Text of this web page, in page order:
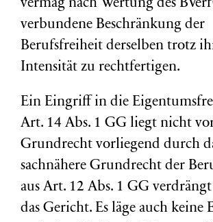
vermag nach Wertung des
verbundene Beschränkung der
Berufsfreiheit derselben trotz
Intensität zu rechtfertigen.
Ein Eingriff in die
Art. 14 Abs. 1 GG liegt nicht
Grundrecht vorliegend durch
sachnähere Grundrecht der
aus Art. 12 Abs. 1 GG
das Gericht. Es läge auch keine